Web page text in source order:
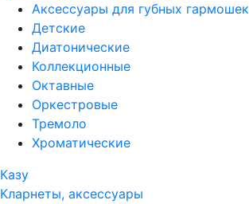
Аксессуары для губных гармошек
Детские
Диатонические
Коллекционные
Октавные
Оркестровые
Тремоло
Хроматические
Казу
Кларнеты, аксессуары